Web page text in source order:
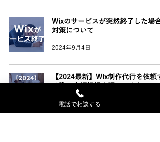
Wixのサービスが突然終了した場合
対策について
2024年9月4日
【2024最新】Wix制作代行を依頼す
2024年9月3日
電話で相談する